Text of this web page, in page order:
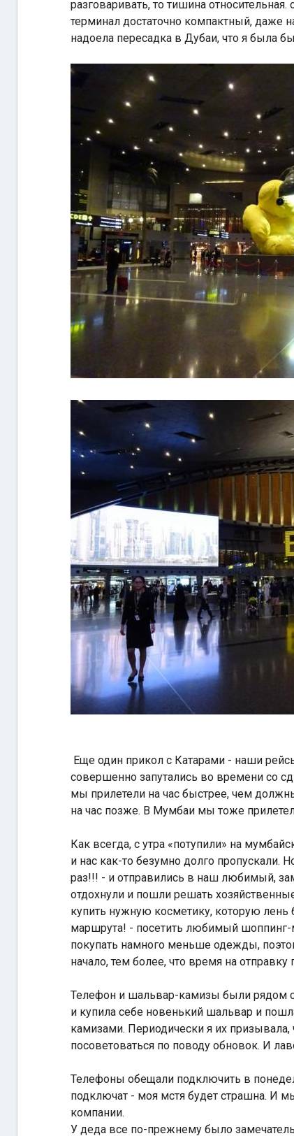
разговаривать, то тишина
терминал достаточно компактный, даже
надоела пересадка в Дубаи, что я была
Еще один прикол с Катарами - наши
совершенно запутались во времени со
мы прилетели на час быстрее, чем
на час позже. В Мумбаи мы тоже
Как всегда, с утра «потупили» на
и нас как-то безумно долго
раз!!! - и отправились в наш любимый,
отдохнули и пошли решать
купить нужную косметику, которую лень
маршрута! - посетить любимый
покупать намного меньше одежды,
начало, тем более, что время на
Телефон и шальвар-камизы были рядом
и купила себе новенький шальвар и
камизами. Периодически я их призывала,
посоветоваться по поводу обновок. И
Телефоны обещали подключить в
подключат - моя мстя будет страшна. И
компании.
У деда все по-прежнему было